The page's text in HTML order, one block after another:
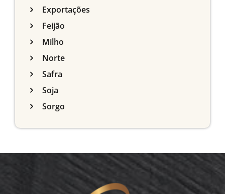
Exportações
Feijão
Milho
Norte
Safra
Soja
Sorgo